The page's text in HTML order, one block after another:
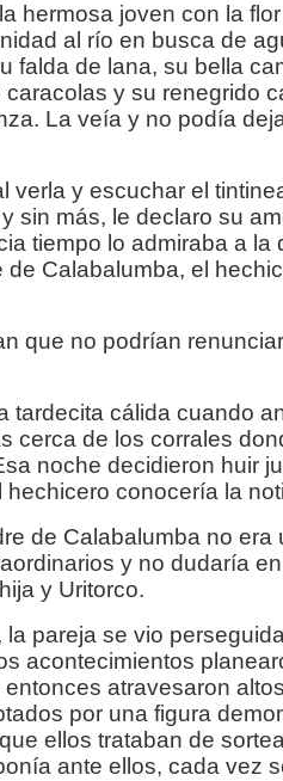
hermosa joven con la
al río en busca de
falda de lana, su bella
y su renegrido
La veía y no podía
verla y escuchar el
sin más, le declaro su
tiempo lo admiraba a la
de Calabalumba, el
que no podrían
tardecita cálida cuando
cerca de los corrales
noche decidieron huir
hechicero conocería la
de Calabalumba no
y no dudaría
y Uritorco.
pareja se vio
acontecimientos
atravesaron
por una figura
ellos trataban de
ante ellos, cada vez